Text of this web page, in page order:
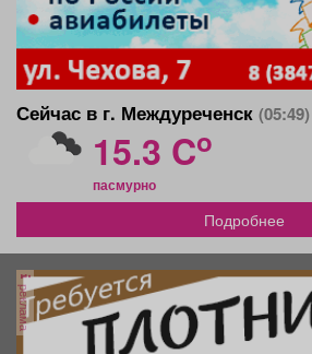
Сейчас в г. Междуреченск (05:49)
15.3 Co
пасмурно
Подробнее
реклама